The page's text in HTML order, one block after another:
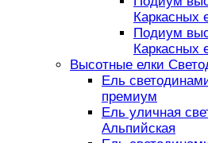
Каркасных
Подиум
Каркасных
Высотные елки
Ель
премиум
Ель уличная
Альпийская